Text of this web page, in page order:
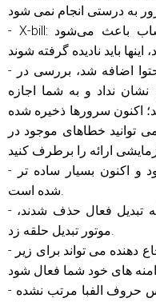
- X-bill: درخواست‌های دوره‌ای از صورت‌حساب باعث می‌شود
- وقتی یک سرور جدید به گروهی با محتوا اضافه شد، بررسی در
نداد و به شما اجازه
اکنون سرورها ذخیره شده
توانید خطاهای موجود در
- الگوریتم اعتبارسنجی ایمیل قدیمی بود و اکنون بسیار ساده تر
شده است.
- وقتی سرورهای تبدیل در طول مرحله تبدیل فعال حذف شدند،
موتور تبدیل حلقه زد.
- حفاظت از محتوای ویدیویی توسط ارجاع دهنده می تواند برای زیر
- دسته بندی ها در پانل مدیریت بر اساس حروف الفبا مرتب نشده